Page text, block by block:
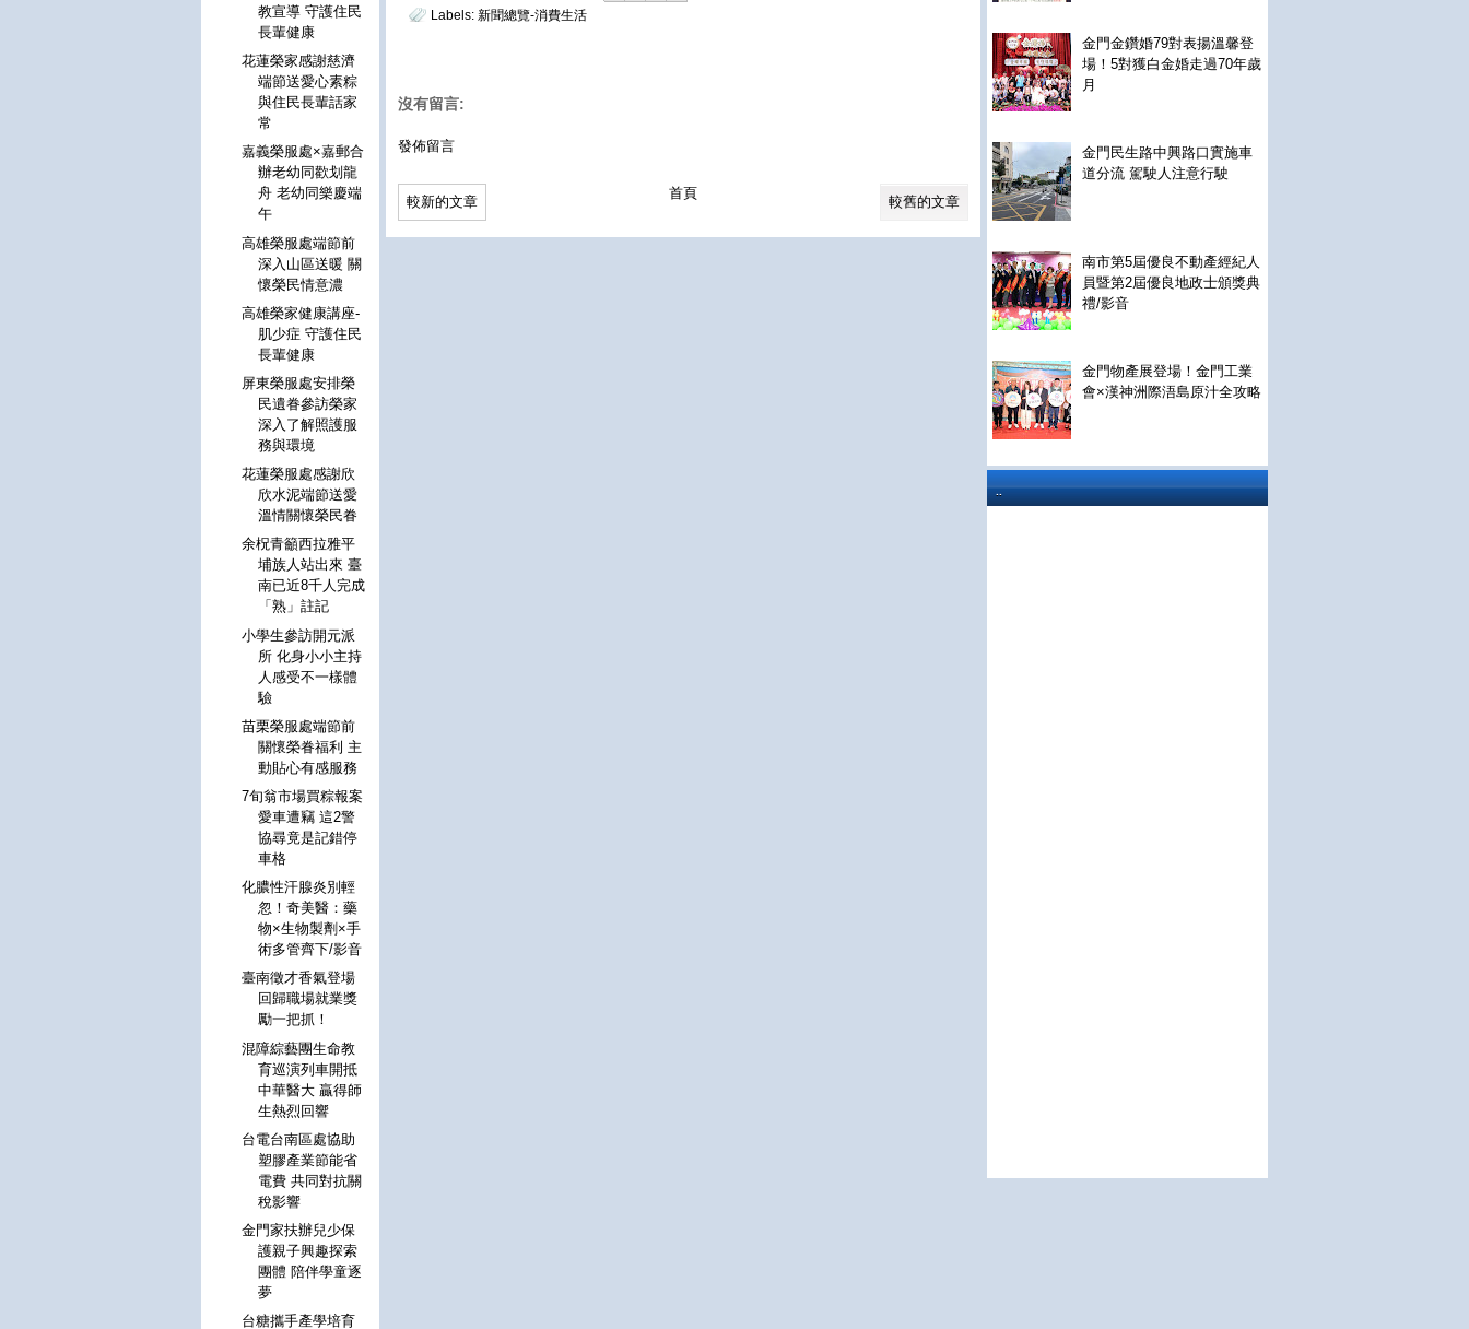
金門金鑽婚79對表揚溫馨登
場！5對獲白金婚走過70年歲
月
金門民生路中興路口實施車
道分流 駕駛人注意行駛
南市第5屆優良不動產經紀人
員暨第2屆優良地政士頒獎典
禮/影音
金門物產展登場！金門工業
會×漢神洲際浯島原汁全攻略
..
Labels: 新聞總覽-消費生活
沒有留言:
發佈留言
較新的文章 較舊的文章
首頁
教宣導 守護住民
長輩健康
花蓮榮家感謝慈濟
端節送愛心素粽
與住民長輩話家
常
嘉義榮服處×嘉郵合
辦老幼同歡划龍
舟 老幼同樂慶端
午
高雄榮服處端節前
深入山區送暖 關
懷榮民情意濃
高雄榮家健康講座-
肌少症 守護住民
長輩健康
屏東榮服處安排榮
民遺眷參訪榮家
深入了解照護服
務與環境
花蓮榮服處感謝欣
欣水泥端節送愛
溫情關懷榮民眷
余柷青籲西拉雅平
埔族人站出來 臺
南已近8千人完成
「熟」註記
小學生參訪開元派
所 化身小小主持
人感受不一樣體
驗
苗栗榮服處端節前
關懷榮眷福利 主
動貼心有感服務
7旬翁市場買粽報案
愛車遭竊 這2警
協尋竟是記錯停
車格
化膿性汗腺炎別輕
忽！奇美醫：藥
物×生物製劑×手
術多管齊下/影音
臺南徵才香氣登場
回歸職場就業獎
勵一把抓！
混障綜藝團生命教
育巡演列車開抵
中華醫大 贏得師
生熱烈回響
台電台南區處協助
塑膠產業節能省
電費 共同對抗關
稅影響
金門家扶辦兒少保
護親子興趣探索
團體 陪伴學童逐
夢
台糖攜手產學培育